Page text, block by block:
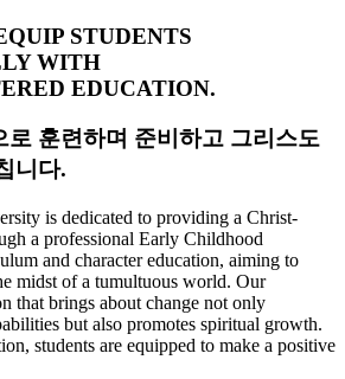
STUDENTS
WITH
EDUCATION.
로 훈련하며 준비하고 그리스도
니다.
is dedicated to providing a Christ-
a professional Early Childhood
and character education, aiming to
midst of a tumultuous world. Our
that brings about change not only
but also promotes spiritual growth.
students are equipped to make a positive